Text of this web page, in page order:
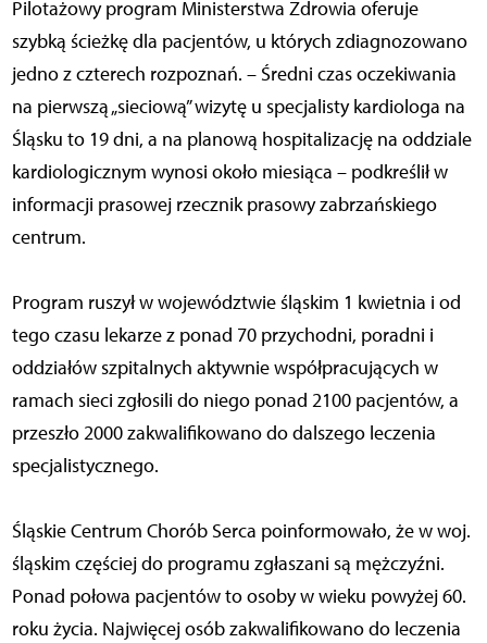
Pilotażowy program Ministerstwa Zdrowia oferuje
szybką ścieżkę dla pacjentów, u których zdiagnozowano
jedno z czterech rozpoznań. – Średni czas oczekiwania
na pierwszą „sieciową” wizytę u specjalisty kardiologa na
Śląsku to 19 dni, a na planową hospitalizację na oddziale
kardiologicznym wynosi około miesiąca – podkreślił w
informacji prasowej rzecznik prasowy zabrzańskiego
centrum.
Program ruszył w województwie śląskim 1 kwietnia i od
tego czasu lekarze z ponad 70 przychodni, poradni i
oddziałów szpitalnych aktywnie współpracujących w
ramach sieci zgłosili do niego ponad 2100 pacjentów, a
przeszło 2000 zakwalifikowano do dalszego leczenia
specjalistycznego.
Śląskie Centrum Chorób Serca poinformowało, że w woj.
śląskim częściej do programu zgłaszani są mężczyźni.
Ponad połowa pacjentów to osoby w wieku powyżej 60.
roku życia. Najwięcej osób zakwalifikowano do leczenia